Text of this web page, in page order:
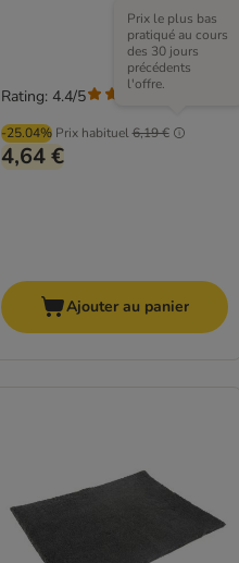
-25.04% Prix habituel6,19 €
Prix le plus bas
pratiqué au cours
des 30 jours
précédents
l'offre.
4,64 €
Rating: 4.4/5
Ajouter au panier